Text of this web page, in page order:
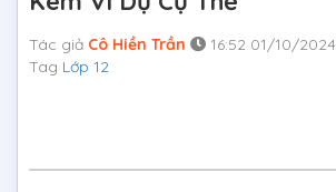
Tác giả Cô Hiền Trần 16:52 01/10/2024
Tag Lớp 12